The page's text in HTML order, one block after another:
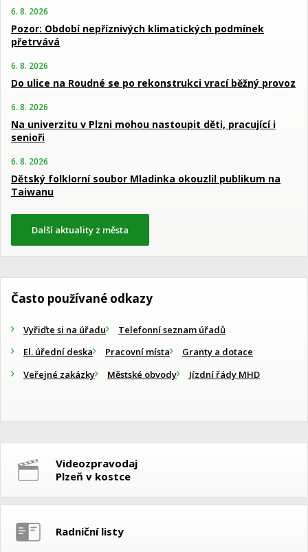
6. 8. 2026
Pozor: Období nepříznivých klimatických podmínek
přetrvává
6. 8. 2026
Do ulice na Roudné se po rekonstrukci vrací běžný provoz
6. 8. 2026
Na univerzitu v Plzni mohou nastoupit děti, pracující i
senioři
6. 8. 2026
Dětský folklorní soubor Mladinka okouzlil publikum na
Taiwanu
Další aktuality z města
Často používané odkazy
Vyřiďte si na úřadu
Telefonní seznam úřadů
El. úřední deska
Pracovní místa
Granty a dotace
Veřejné zakázky
Městské obvody Jízdní řády MHD
Videozpravodaj
Plzeň v kostce
Radniční listy